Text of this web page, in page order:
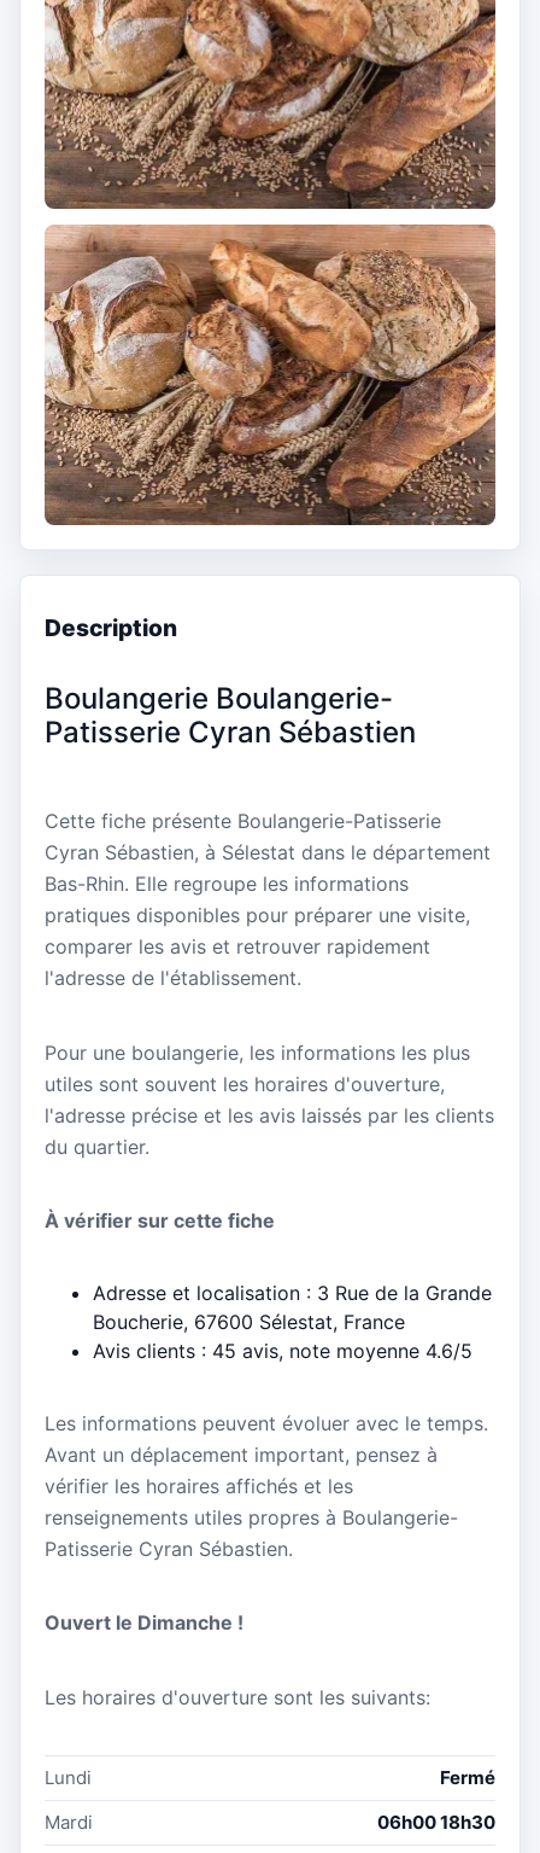
Description
Boulangerie Boulangerie-
Patisserie Cyran Sébastien
Cette fiche présente Boulangerie-Patisserie
Cyran Sébastien, à Sélestat dans le département
Bas-Rhin. Elle regroupe les informations
pratiques disponibles pour préparer une visite,
comparer les avis et retrouver rapidement
l'adresse de l'établissement.
Pour une boulangerie, les informations les plus
utiles sont souvent les horaires d'ouverture,
l'adresse précise et les avis laissés par les clients
du quartier.
À vérifier sur cette fiche
Adresse et localisation : 3 Rue de la Grande
Boucherie, 67600 Sélestat, France
Avis clients : 45 avis, note moyenne 4.6/5
Les informations peuvent évoluer avec le temps.
Avant un déplacement important, pensez à
vérifier les horaires affichés et les
renseignements utiles propres à Boulangerie-
Patisserie Cyran Sébastien.
Ouvert le Dimanche !
Les horaires d'ouverture sont les suivants:
Lundi
Fermé
Mardi
06h00 18h30